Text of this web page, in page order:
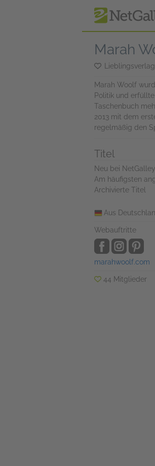
Marah
Lieblingsverlag
Marah Woolf
Politik und
Taschenbuch
2013 mit dem
regelmäßig den
Titel
Neu bei NetGalley
Am häufigsten
Archivierte Titel
Aus
Webauftritte
marahwoolf.com
44 Mitglieder